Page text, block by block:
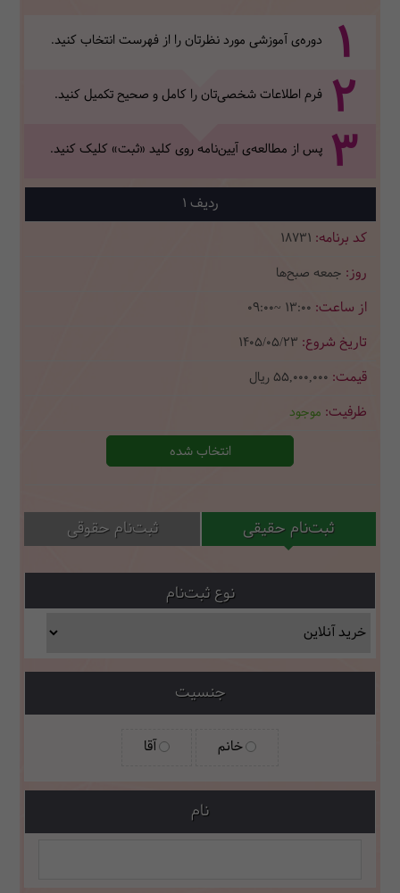
1 دوره‌ی آموزشی مورد نظرتان را از فهرست انتخاب کنید.
2 فرم اطلاعات شخصی‌تان‌ را کامل و صحیح تکمیل کنید.
3 پس از مطالعه‌ی آیین‌نامه روی کلید «ثبت» کلیک کنید.
1
18731
جمعه صبح‌ها
09:00~ 13:00
1405/05/23
55,000,000 ریال
موجود
انتخاب شده
ثبت‌نام حقیقی ثبت‌نام حقوقی
نوع ثبت‌نام
جنسیت
خانم آقا
نام